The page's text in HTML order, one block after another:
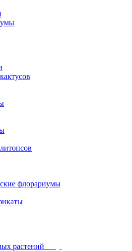
флорариумы
растений